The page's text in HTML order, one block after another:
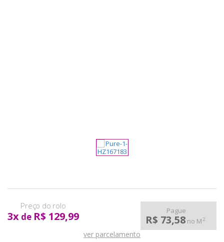
3x de R$ 129,99 Pague
R$ 73,58 no M2
ver parcelamento